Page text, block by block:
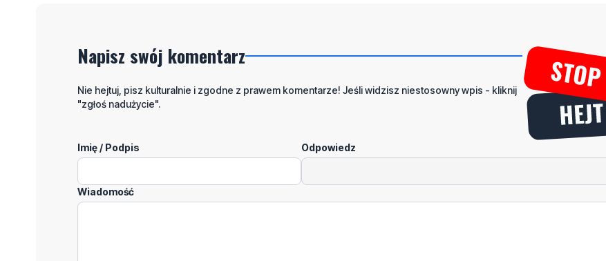
Napisz swój komentarz
Nie hejtuj, pisz kulturalnie i zgodne z prawem komentarze! Jeśli widzisz niestosowny wpis - kliknij
"zgłoś nadużycie".
Imię / Podpis Odpowiedz
Wiadomość